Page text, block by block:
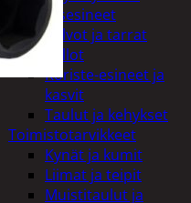
Sisustusesineet
Kalvot ja tarrat
Kellot
Koriste-esineet ja
kasvit
Taulut ja kehykset
Toimistotarvikkeet
Kynät ja kumit
Liimat ja teipit
Muistitaulut ja